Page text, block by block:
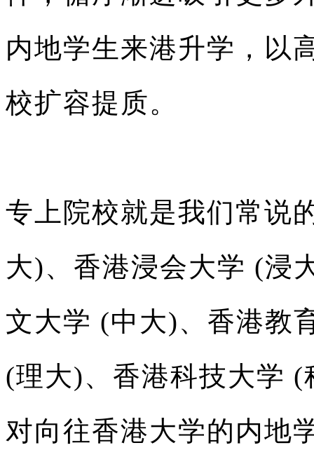
内地学生来港升学，以
校扩容提质。
专上院校就是我们常说
大)、香港浸会大学 (浸
文大学 (中大)、香港教
(理大)、香港科技大学
对向往香港大学的内地